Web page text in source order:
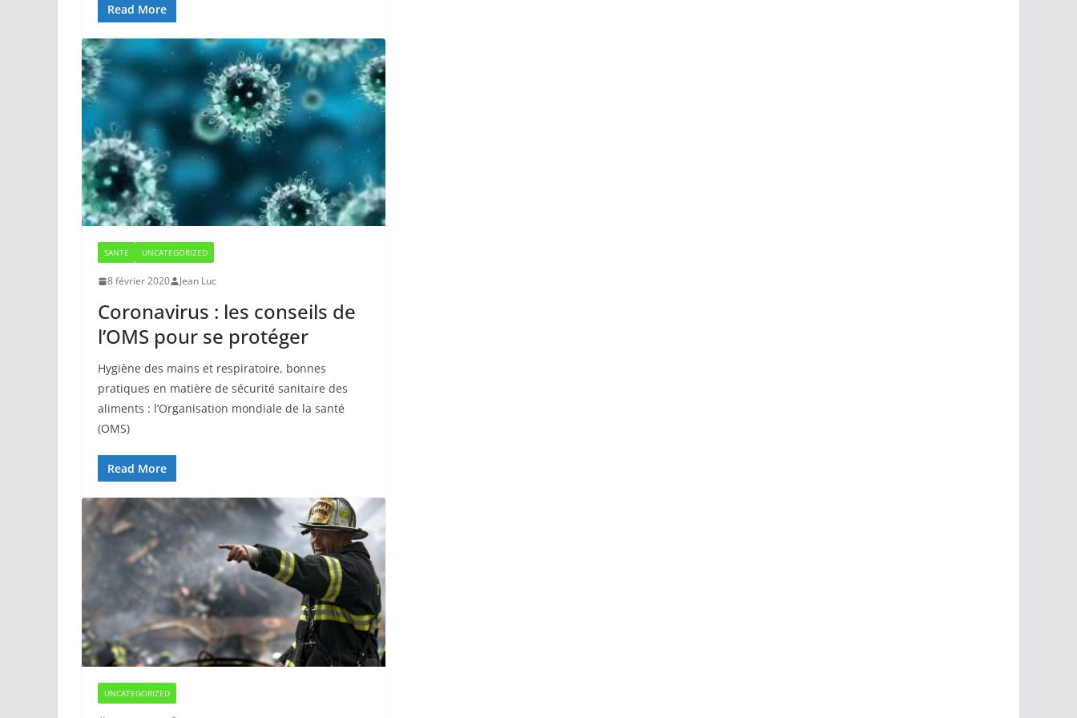
Read More
SANTE UNCATEGORIZED
8 février 2020 Jean Luc
Coronavirus : les conseils de
l’OMS pour se protéger
Hygiène des mains et respiratoire, bonnes
pratiques en matière de sécurité sanitaire des
aliments : l’Organisation mondiale de la santé
(OMS)
Read More
UNCATEGORIZED